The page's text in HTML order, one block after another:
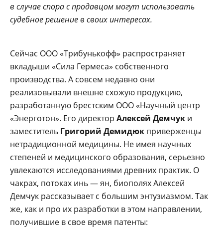
в случае спора с продавцом могут использовать
судебное решение в своих интересах.
Сейчас ООО «Трибунькофф» распространяет
вкладыши «Сила Гермеса» собственного
производства. А совсем недавно они
реализовывали внешне схожую продукцию,
разработанную брестским ООО «Научный центр
«Энерготон». Его директор Алексей Демчук и
заместитель Григорий Демидюк приверженцы
нетрадиционной медицины. Не имея научных
степеней и медицинского образования, серьезно
увлекаются исследованиями древних практик. О
чакрах, потоках инь — ян, биополях Алексей
Демчук рассказывает с большим энтузиазмом. Так
же, как и про их разработки в этом направлении,
получившие в свое время патенты: